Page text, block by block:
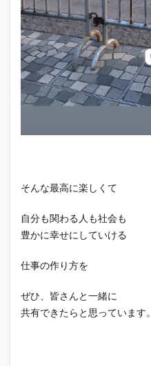
そんな最高に楽しくて
自分も関わる人も社会も
豊かに幸せにしていける
仕事の作り方を
ぜひ、皆さんと一緒に
共有できたらと思っています。